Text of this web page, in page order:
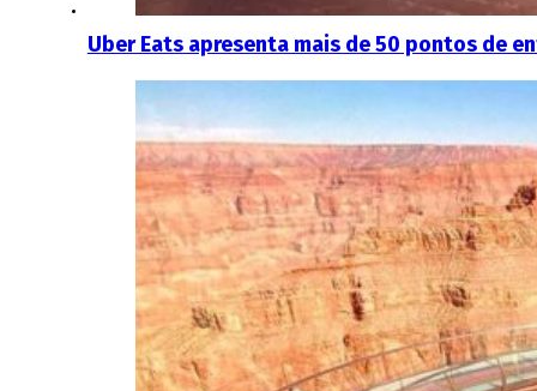
Uber Eats apresenta mais de 50 pontos de